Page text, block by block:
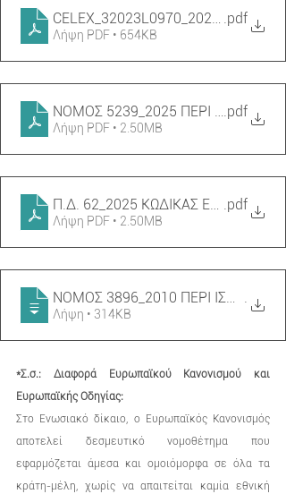
CELEX_32023L0970_2023 ΠΕΡΙ
.pdf
Λήψη PDF • 654KB
ΝΟΜΟΣ 5239_2025 ΠΕΡΙ ΝΕΟΥ
.pdf
Λήψη PDF • 2.50MB
Π.Δ. 62_2025 ΚΩΔΙΚΑΣ ΕΡΓΑΤΙΚΟΥ
.pdf
Λήψη PDF • 2.50MB
ΝΟΜΟΣ 3896_2010 ΠΕΡΙ .
Λήψη • 314KB
*Σ.σ.: Διαφορά Ευρωπαϊκού Κανονισμού και
Ευρωπαϊκής Οδηγίας:
Στο Ενωσιακό δίκαιο, ο Ευρωπαϊκός Κανονισμός
αποτελεί δεσμευτικό νομοθέτημα που
εφαρμόζεται άμεσα και ομοιόμορφα σε όλα τα
κράτη-μέλη, χωρίς να απαιτείται καμία εθνική